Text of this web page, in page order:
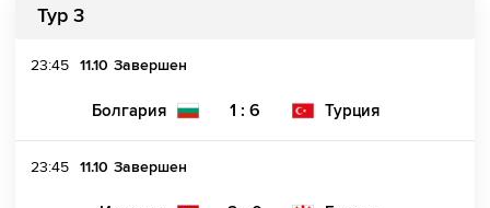
Тур 3
23:45 11.10 Завершен
Болгария 1 : 6 Турция
23:45 11.10 Завершен